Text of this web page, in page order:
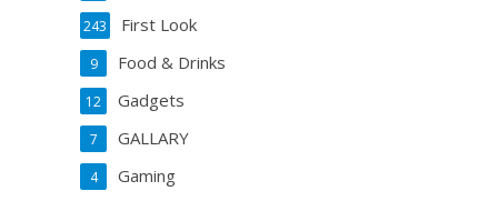
First Look
243
Food & Drinks
9
Gadgets
12
GALLARY
7
Gaming
4